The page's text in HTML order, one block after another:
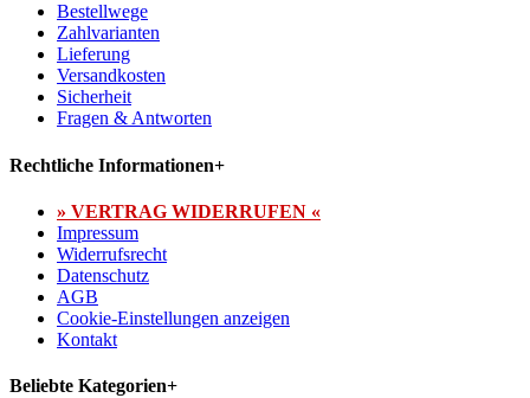
Bestellwege
Zahlvarianten
Lieferung
Versandkosten
Sicherheit
Fragen & Antworten
Rechtliche Informationen+
» VERTRAG WIDERRUFEN «
Impressum
Widerrufsrecht
Datenschutz
AGB
Cookie-Einstellungen anzeigen
Kontakt
Beliebte Kategorien+